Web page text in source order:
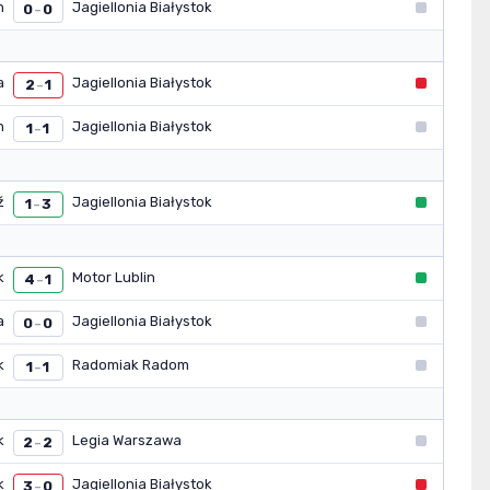
0– 0 Jagiellonia Białystok
2 –1 Jagiellonia Białystok
1–1 Jagiellonia Białystok
1–3 Jagiellonia Białystok
4 –1 Motor Lublin
0– 0 Jagiellonia Białystok
1–1 Radomiak Radom
2 – 2 Legia Warszawa
3 – 0 Jagiellonia Białystok